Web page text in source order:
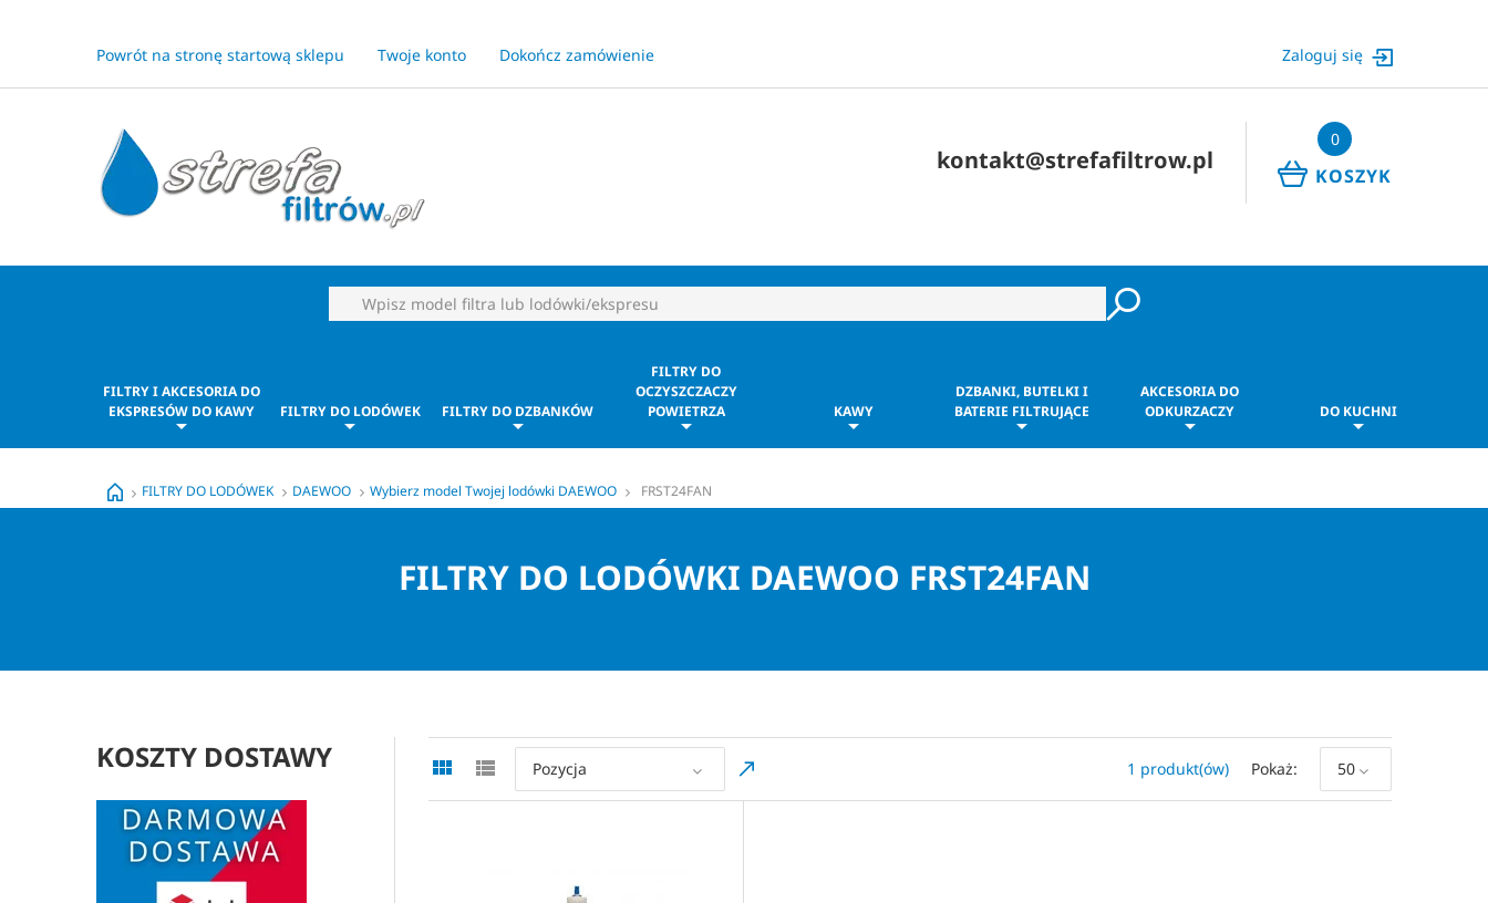
Zaloguj się
Powrót na stronę startową sklepu Twoje konto Dokończ zamówienie
0
KOSZYK
kontakt@strefafiltrow.pl
FILTRY I AKCESORIA DO
EKSPRESÓW DO KAWY
FILTRY DO LODÓWEK FILTRY DO DZBANKÓW
FILTRY DO
OCZYSZCZACZY
POWIETRZA
KAWY
DZBANKI, BUTELKI I
BATERIE FILTRUJĄCE
AKCESORIA DO
ODKURZACZY
DO KUCHNI
FILTRY DO LODÓWEK DAEWOO Wybierz model Twojej lodówki DAEWOO FRST24FAN
FILTRY DO LODÓWKI DAEWOO FRST24FAN
Pozycja 1 produkt(ów) Pokaż 50
KOSZTY DOSTAWY